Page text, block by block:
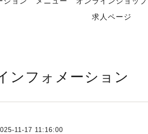
求人ページ
ンフォメーション
11-17 11:16:00